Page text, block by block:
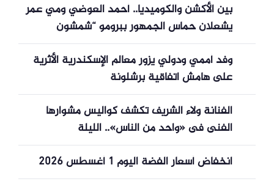
بين الأكشن والكوميديا.. أحمد العوضي ومي عمر
يشعلان حماس الجمهور ببرومو “شمشون
ودليلة”
وفد أممي ودولي يزور معالم الإسكندرية الأثرية
على هامش اتفاقية برشلونة
الفنانة ولاء الشريف تكشف كواليس مشوارها
الفنى فى «واحد من الناس».. الليلة
انخفاض أسعار الفضة اليوم 1 أغسطس 2026